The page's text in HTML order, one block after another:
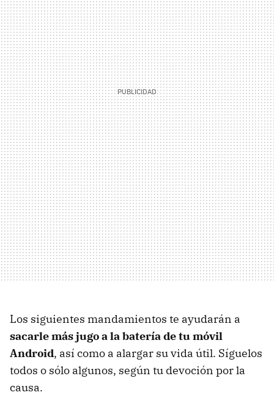
Los siguientes mandamientos te ayudarán a
sacarle más jugo a la batería de tu móvil
Android, así como a alargar su vida útil. Síguelos
todos o sólo algunos, según tu devoción por la
causa.